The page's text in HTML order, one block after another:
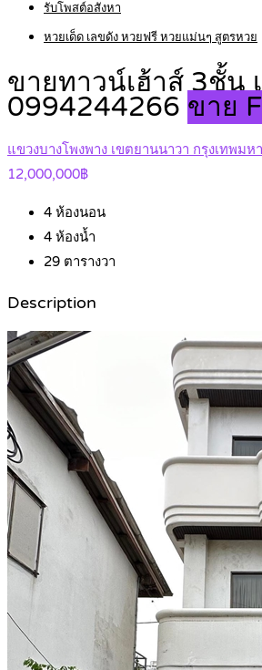
รับโพสต์อสังหา
หวยเด็ด เลขดัง หวยฟรี หวยแม่นๆ สูตรหวย
ขายทาวน์เฮ้าส์ 3ชั้น
0994244266 ขาย
แขวงบางโพงพาง เขตยานนาวา กรุงเทพม
12,000,000฿
4 ห้องนอน
4 ห้องน้ำ
29 ตารางวา
Description